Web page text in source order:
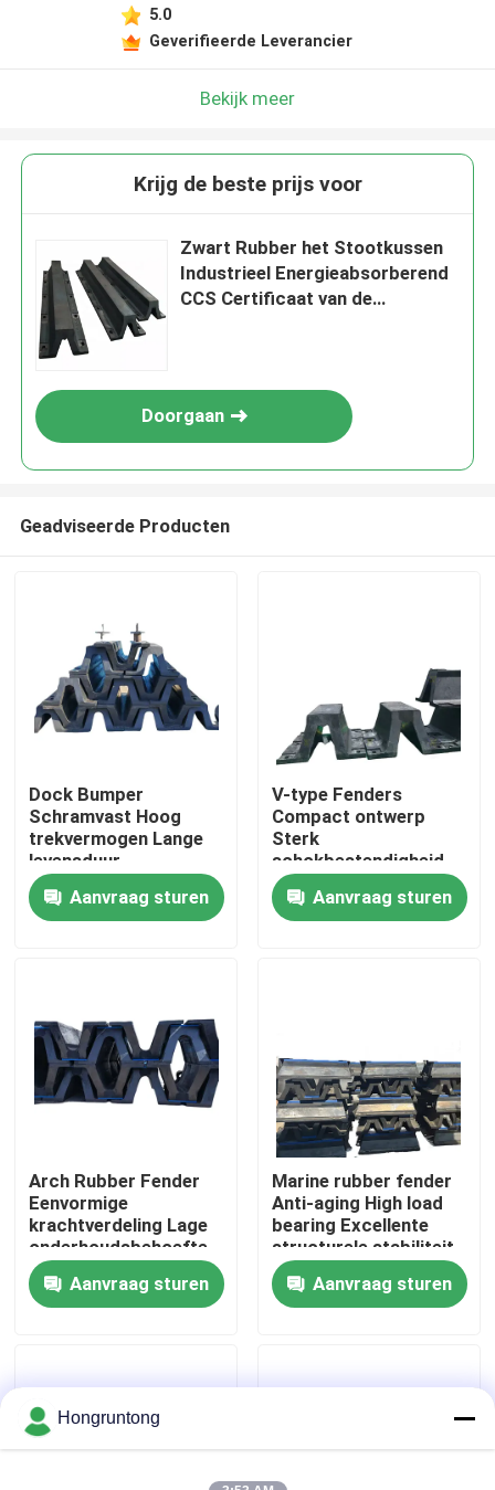
Thuis
Producten
Over ons
Kwaliteitscontrole
Vraag een offerte
Yokohama rubberstootkussen
Pneumatisch Rubberstootkussen
5.0
Geverifieerde Leverancier
Bekijk meer
Krijg de beste prijs voor
Zwart Rubber het Stootkussen
Industrieel Energieabsorberend
CCS Certificaat van de
Doorgaan
Geadviseerde Producten
Dock Bumper
Schramvast Hoog
trekvermogen Lange
levensduur
Aanvraag sturen
V-type Fenders
Compact ontwerp
Sterk
schokbestendigheid
Weerbestendige
prestatiesAanvraag sturen
Arch Rubber Fender
Eenvormige
krachtverdeling Lage
onderhoudsbehoefte
Hoge
compressiebestendigheid
Aanvraag sturen
Marine rubber fender
Anti-aging High load
bearing Excellente
structurele stabiliteit
Aanvraag sturen
Hongruntong